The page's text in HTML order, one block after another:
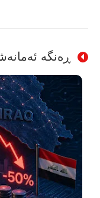
ڕەنگە